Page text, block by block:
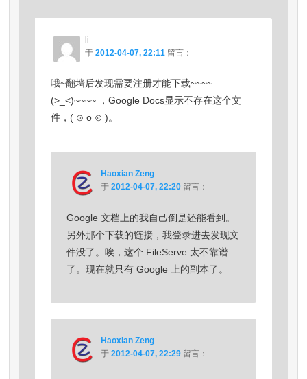
li
于 2012-04-07, 22:11 留言：
哦~翻墙后发现需要注册才能下载~~~~
(>_<)~~~~ ，Google Docs显示不存在这个文
件，( ⊙ o ⊙ )。
Haoxian Zeng
于 2012-04-07, 22:20 留言：
Google 文档上的我自己倒是还能看到。
另外那个下载的链接，我登录进去发现文
件没了。唉，这个 FileServe 太不靠谱
了。现在就只有 Google 上的副本了。
Haoxian Zeng
于 2012-04-07, 22:29 留言：